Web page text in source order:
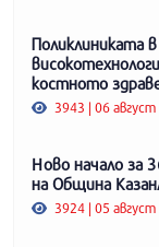
Поликлиниката
костното
3943 | 06
Ново начало за
на Община
3924 | 05